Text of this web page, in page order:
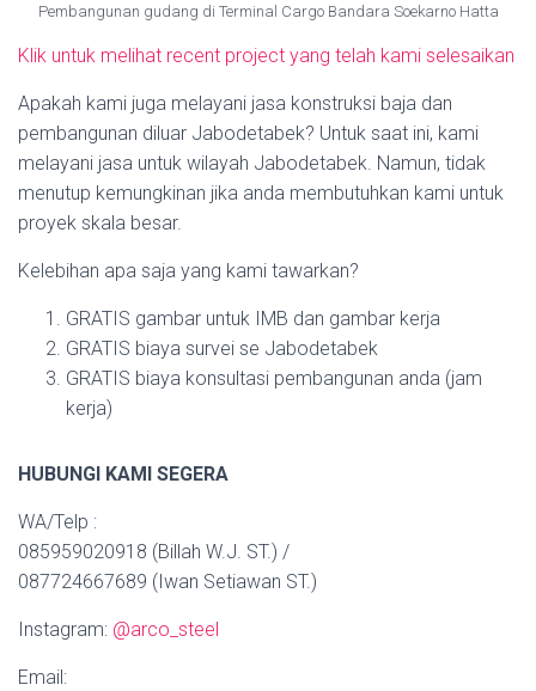
Pembangunan gudang di Terminal Cargo Bandara Soekarno Hatta
Klik untuk melihat recent project yang telah kami selesaikan
Apakah kami juga melayani jasa konstruksi baja dan
pembangunan diluar Jabodetabek? Untuk saat ini, kami
melayani jasa untuk wilayah Jabodetabek. Namun, tidak
menutup kemungkinan jika anda membutuhkan kami untuk
proyek skala besar.
Kelebihan apa saja yang kami tawarkan?
GRATIS gambar untuk IMB dan gambar kerja
GRATIS biaya survei se Jabodetabek
GRATIS biaya konsultasi pembangunan anda (jam
kerja)
HUBUNGI KAMI SEGERA
WA/Telp :
085959020918 (Billah W.J. ST.) /
087724667689 (Iwan Setiawan ST.)
Instagram: @arco_steel
Email: